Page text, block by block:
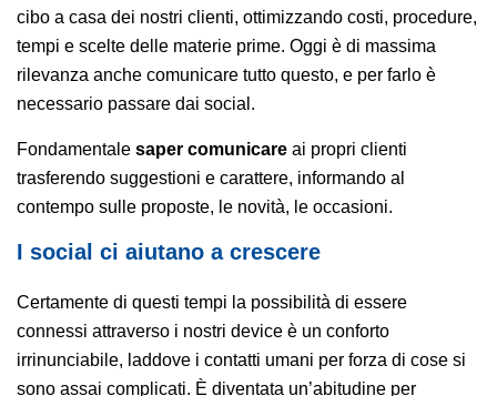
cibo a casa dei nostri clienti, ottimizzando costi, procedure,
tempi e scelte delle materie prime. Oggi è di massima
rilevanza anche comunicare tutto questo, e per farlo è
necessario passare dai social.
Fondamentale saper comunicare ai propri clienti
trasferendo suggestioni e carattere, informando al
contempo sulle proposte, le novità, le occasioni.
I social ci aiutano a crescere
Certamente di questi tempi la possibilità di essere
connessi attraverso i nostri device è un conforto
irrinunciabile, laddove i contatti umani per forza di cose si
sono assai complicati. È diventata un’abitudine per